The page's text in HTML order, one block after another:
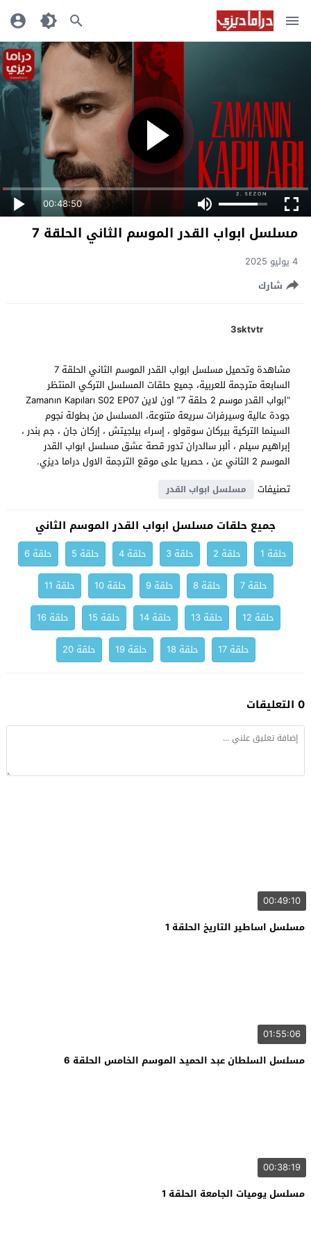
00:48:50
مسلسل ابواب القدر الموسم الثاني الحلقة 7
4 يوليو 2025
شارك
3sktvtr
مشاهدة وتحميل مسلسل ابواب القدر الموسم الثاني الحلقة 7
السابعة مترجمة للعربية، جميع حلقات المسلسل التركي المنتظر
“ابواب القدر موسم 2 حلقة 7” اون لاين Zamanın Kapıları S02 EP07
جودة عالية وسيرفرات سريعة متنوعة، المسلسل من بطولة نجوم
السينما التركية بيركان سوقولو ، إسراء بيلجيتش ، إركان جان ، جم بندر ،
إبراهيم سيلم ، ألبر سالدران تدور قصة عشق مسلسل ابواب القدر
الموسم 2 الثاني عن ، حصريا على موقع الترجمة الاول دراما ديزي.
تصنيفات
مسلسل ابواب القدر
جميع حلقات مسلسل ابواب القدر الموسم الثاني
حلقة 1 حلقة 2 حلقة 3 حلقة 4 حلقة 5
حلقة 6
حلقة 7
حلقة 8 حلقة 9 حلقة 10
حلقة 11
حلقة 12
حلقة 13 حلقة 14 حلقة 15
حلقة 16
حلقة 17
حلقة 18 حلقة 19 حلقة 20
0 التعليقات
00:49:10
مسلسل اساطير التاريخ الحلقة 1
01:55:06
مسلسل السلطان عبد الحميد الموسم الخامس الحلقة 6
00:38:19
مسلسل يوميات الجامعة الحلقة 1